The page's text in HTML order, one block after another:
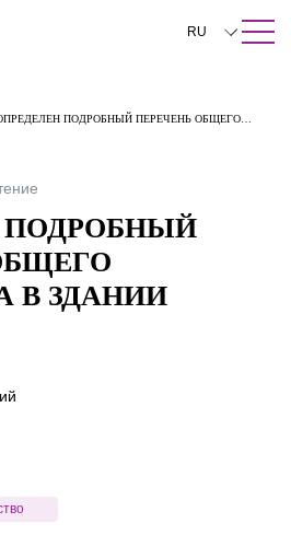
Закрыть
RU
中文
ПОДРОБНЫЙ ПЕРЕЧЕНЬ ОБЩЕГО
ПОДРОБНЫЙ
В ЗДАНИИ